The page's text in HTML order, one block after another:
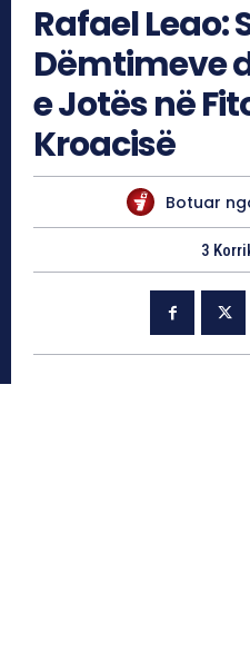
Rafael Leao:
Dëmtimeve
e Jotës në
Kroacisë
Botuar
3